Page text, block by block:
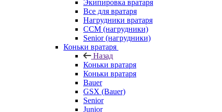
Экипировка вратаря
Все для вратаря
Нагрудники вратаря
CCM (нагрудники)
Senior (нагрудники)
Коньки вратаря
Назад
Коньки вратаря
Коньки вратаря
Bauer
GSX (Bauer)
Senior
Junior